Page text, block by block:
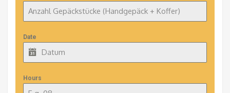
Date
Hours